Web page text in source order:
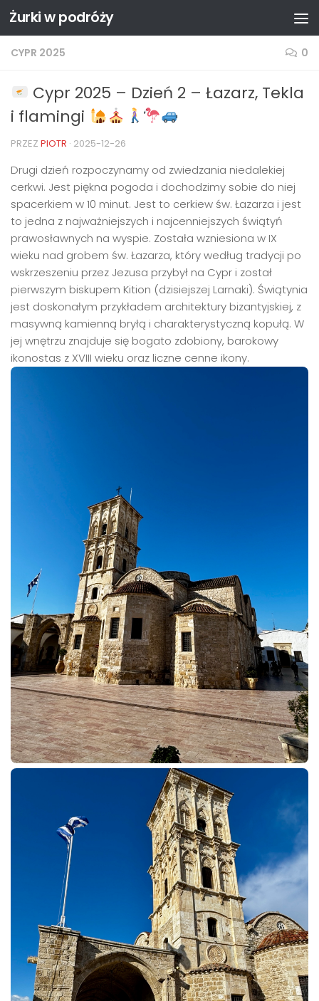
Przejdź do treści
Żurki w podróży
CYPR 2025 0
Cypr 2025 – Dzień 2 – Łazarz, Tekla
i flamingi
PRZEZ PIOTR · 2025-12-26
Drugi dzień rozpoczynamy od zwiedzania niedalekiej
cerkwi. Jest piękna pogoda i dochodzimy sobie do niej
spacerkiem w 10 minut. Jest to cerkiew św. Łazarza i jest
to jedna z najważniejszych i najcenniejszych świątyń
prawosławnych na wyspie. Została wzniesiona w IX
wieku nad grobem św. Łazarza, który według tradycji po
wskrzeszeniu przez Jezusa przybył na Cypr i został
pierwszym biskupem Kition (dzisiejszej Larnaki). Świątynia
jest doskonałym przykładem architektury bizantyjskiej, z
masywną kamienną bryłą i charakterystyczną kopułą. W
jej wnętrzu znajduje się bogato zdobiony, barokowy
ikonostas z XVIII wieku oraz liczne cenne ikony.